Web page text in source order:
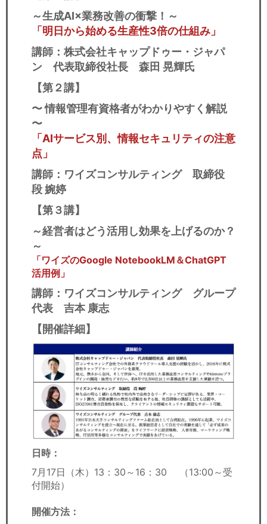
～生成AI×業務改善の衝撃！～
「明日から始める生産性3倍の仕組み」
講師：株式会社キャップドゥー・ジャパ
ン 代表取締役社長 森田 晃輝氏
【第２講】
〜 情報管理有資格者がわかりやすく解説
〜​
「AIサービス別、情報セキュリティの注意
点」
講師：ワイズコンサルティング 取締役
段 婉婷
【第３講】
～経営者はどう活用し効果を上げるのか？​
～
「ワイズのGoogle NotebookLM＆ChatGPT
活用例」
講師：ワイズコンサルティング グループ
代表 吉本 康志
【開催詳細】
日時：
7月17日（木）13：30～16：30​ （13:00～受
付開始）
開催方法：